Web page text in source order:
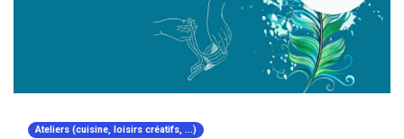
Ateliers (cuisine, loisirs créatifs, ...)